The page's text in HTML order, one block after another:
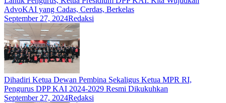
AdvoKAI yang Cadas, Cerdas, Berkelas
September 27, 2024Redaksi
Dihadiri Ketua Dewan Pembina Sekaligus Ketua MPR RI,
Pengurus DPP KAI 2024-2029 Resmi Dikukuhkan
September 27, 2024Redaksi